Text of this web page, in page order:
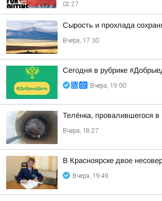
02:27
Сырость и прохлада
Вчера, 17:30
Сегодня в рубрике
Вчера, 19:00
Телёнка, провалившегося в
Вчера, 18:27
В Красноярске двое
Вчера, 19:49